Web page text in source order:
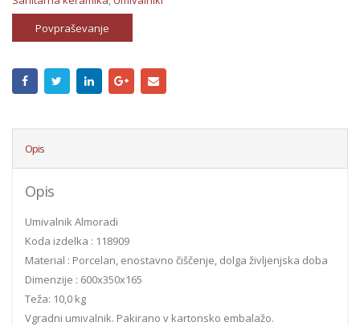
Povpraševanje
Opis
Opis
Umivalnik Almoradi
Koda izdelka : 118909
Material : Porcelan, enostavno čiščenje, dolga življenjska doba
Dimenzije : 600x350x165
Teža: 10,0 kg
Vgradni umivalnik. Pakirano v kartonsko embalažo.